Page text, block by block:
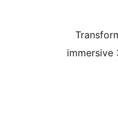
immersive